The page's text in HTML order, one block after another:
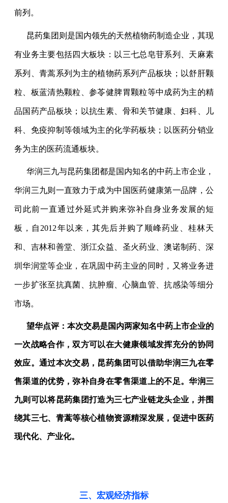
前列。
昆药集团则是国内领先的天然植物药制造企业，其现
有业务主要包括四大板块：以三七总皂苷系列、天麻素
系列、青蒿系列为主的植物药系列产品板块；以舒肝颗
粒、板蓝清热颗粒、参苓健脾胃颗粒等中成药为主的精
品国药产品板块；以抗生素、骨和关节健康、妇科、儿
科、免疫抑制等领域为主的化学药板块；以医药分销业
务为主的医药流通板块。
华润三九与昆药集团都是国内知名的中药上市企业，
华润三九则一直致力于成为中国医药健康第一品牌，公
司此前一直通过外延式并购来弥补自身业务发展的短
板，自2012年以来，其先后并购了顺峰药业、桂林天
和、吉林和善堂、浙江众益、圣火药业、澳诺制药、深
圳华润堂等企业，在巩固中药主业的同时，又将业务进
一步扩张至抗真菌、抗肿瘤、心脑血管、抗感染等细分
市场。
望华点评：本次交易是国内两家知名中药上市企业的
一次战略合作，双方可以在大健康领域发挥充分的协同
效应。通过本次交易，昆药集团可以借助华润三九在零
售渠道的优势，弥补自身在零售渠道上的不足。华润三
九则可以将昆药集团打造为三七产业链龙头企业，并围
绕其三七、青蒿等核心植物资源精深发展，促进中医药
现代化、产业化。
三、宏观经济指标